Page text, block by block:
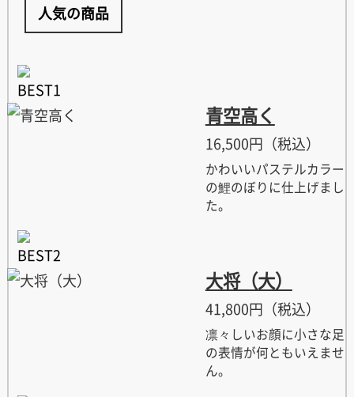
人気の商品
青空高く
16,500円（税込）
かわいいパステルカラー
の鯉のぼりに仕上げまし
た。
大将（大）
41,800円（税込）
凛々しいお顔に小さな足
の表情が何ともいえませ
ん。